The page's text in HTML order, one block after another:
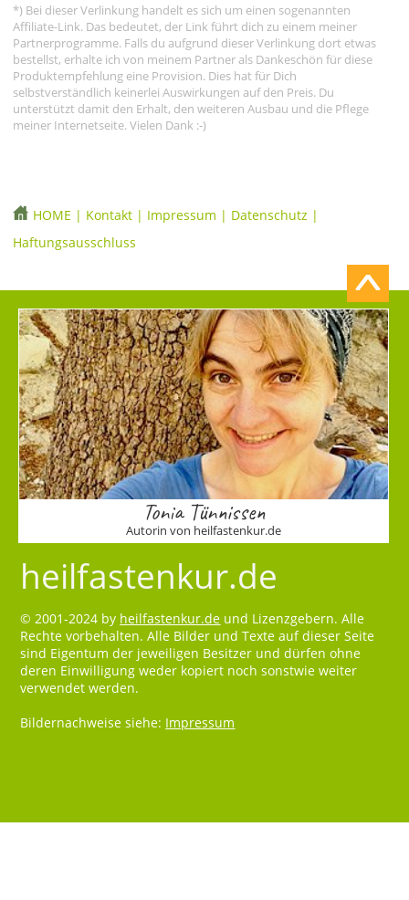
*) Bei dieser Verlinkung handelt es sich um einen sogenannten
Affiliate-Link. Das bedeutet, der Link führt dich zu einem meiner
Partnerprogramme. Falls du aufgrund dieser Verlinkung dort etwas
bestellst, erhalte ich von meinem Partner als Dankeschön für diese
Produktempfehlung eine Provision. Dies hat für Dich
selbstverständlich keinerlei Auswirkungen auf den Preis. Du
unterstützt damit den Erhalt, den weiteren Ausbau und die Pflege
meiner Internetseite. Vielen Dank :-)
HOME | Kontakt | Impressum | Datenschutz |
Haftungsausschluss
Tonia Tünnissen
Autorin von heilfastenkur.de
heilfastenkur.de
© 2001-2024 by heilfastenkur.de und Lizenzgebern. Alle
Rechte vorbehalten. Alle Bilder und Texte auf dieser Seite
sind Eigentum der jeweiligen Besitzer und dürfen ohne
deren Einwilligung weder kopiert noch sonstwie weiter
verwendet werden.
Bildernachweise siehe: Impressum